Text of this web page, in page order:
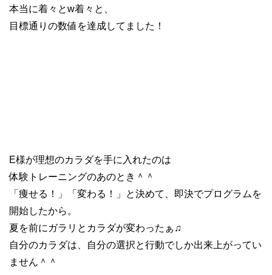
本当に着々とw着々と、
目標通りの数値を達成してました！
E様が理想のカラダを手に入れたのは
体験トレーニングのあのとき＾＾
「痩せる！」「変わる！」と決めて、即決でプログラムを
開始したから。
夏を前にガラリとカラダが変わったぁ♫
自分のカラダは、自分の選択と行動でしか出来上がってい
ません＾＾